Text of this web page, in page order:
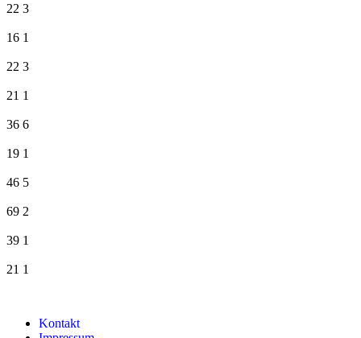
22 3
16 1
22 3
21 1
36 6
19 1
46 5
69 2
39 1
21 1
Kontakt